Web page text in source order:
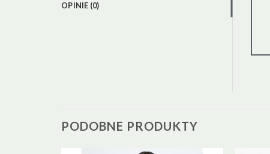
OPINIE (0)
PODOBNE PRODUKTY